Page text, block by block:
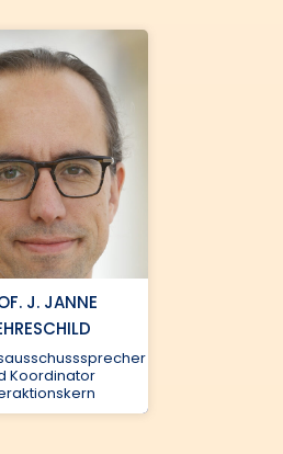
num@dzhk.de
J. JANNE
Koordinator